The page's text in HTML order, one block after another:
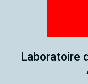
Laboratoire